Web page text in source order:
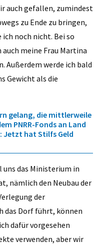
auch gefallen, zumindest
zu Ende zu bringen,
noch nicht. Bei so
meine Frau Martina
Außerdem werde ich bald
Gewicht als die
gelang, die mittlerweile
PNRR-Fonds an Land
Jetzt hat Stilfs Geld
uns das Ministerium in
nämlich den Neubau der
der
das Dorf führt, können
dafür vorgesehen
verwenden, aber wir